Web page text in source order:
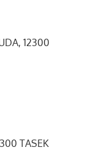
12300
TASEK